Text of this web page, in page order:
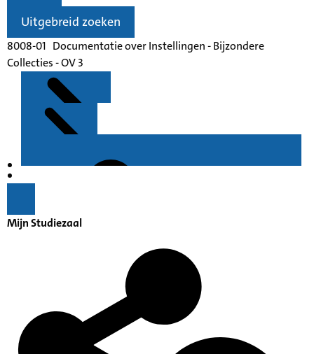
Uitgebreid zoeken
8008-01 Documentatie over Instellingen - Bijzondere
Collecties - OV 3
Mijn Studiezaal